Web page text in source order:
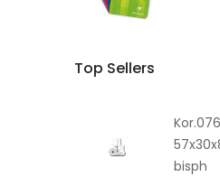
Top Sellers
bisph